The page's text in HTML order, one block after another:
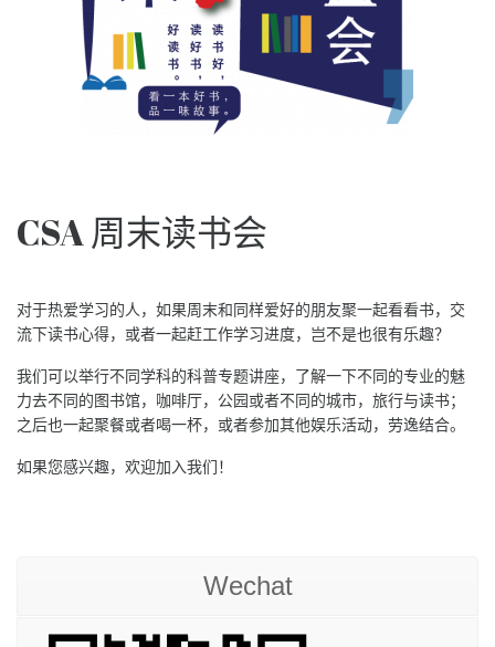
CSA 周末读书会
对于热爱学习的人，如果周末和同样爱好的朋友聚一起看看书，交
流下读书心得，或者一起赶工作学习进度，岂不是也很有乐趣？
我们可以举行不同学科的科普专题讲座，了解一下不同的专业的魅
力去不同的图书馆，咖啡厅，公园或者不同的城市，旅行与读书；
之后也一起聚餐或者喝一杯，或者参加其他娱乐活动，劳逸结合。
如果您感兴趣，欢迎加入我们！
Wechat